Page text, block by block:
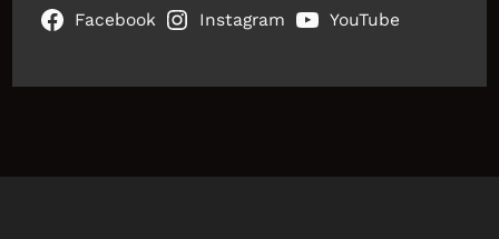
Facebook Instagram YouTube